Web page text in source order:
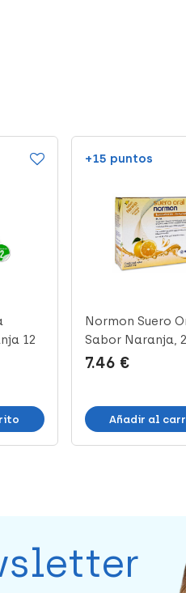
12
+15 puntos
Normon Suero
Sabor Naranja,
7.46 €
Añadir al